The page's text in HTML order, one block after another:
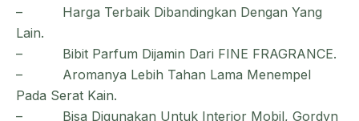
–
Harga Terbaik Dibandingkan Dengan Yang
Lain.
–
Bibit Parfum Dijamin Dari FINE FRAGRANCE.
–
Aromanya Lebih Tahan Lama Menempel
Pada Serat Kain.
–
Bisa Digunakan Untuk Interior Mobil, Gordyn